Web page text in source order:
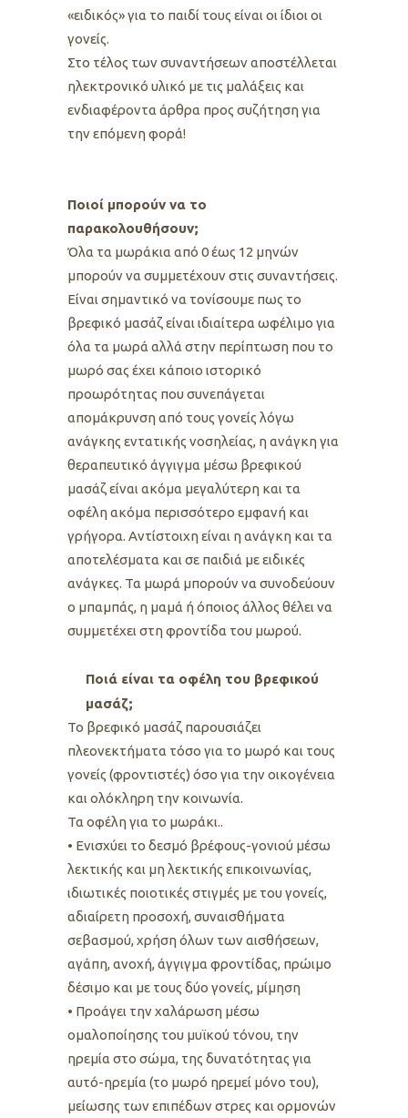
«ειδικός» για το παιδί τους είναι οι ίδιοι οι
γονείς.
Στο τέλος των συναντήσεων αποστέλλεται
ηλεκτρονικό υλικό με τις μαλάξεις και
ενδιαφέροντα άρθρα προς συζήτηση για
την επόμενη φορά!
Ποιοί μπορούν να το
παρακολουθήσουν;
Όλα τα μωράκια από 0 έως 12 μηνών
μπορούν να συμμετέχουν στις συναντήσεις.
Είναι σημαντικό να τονίσουμε πως το
βρεφικό μασάζ είναι ιδιαίτερα ωφέλιμο για
όλα τα μωρά αλλά στην περίπτωση που το
μωρό σας έχει κάποιο ιστορικό
προωρότητας που συνεπάγεται
απομάκρυνση από τους γονείς λόγω
ανάγκης εντατικής νοσηλείας, η ανάγκη για
θεραπευτικό άγγιγμα μέσω βρεφικού
μασάζ είναι ακόμα μεγαλύτερη και τα
οφέλη ακόμα περισσότερο εμφανή και
γρήγορα. Αντίστοιχη είναι η ανάγκη και τα
αποτελέσματα και σε παιδιά με ειδικές
ανάγκες. Τα μωρά μπορούν να συνοδεύουν
ο μπαμπάς, η μαμά ή όποιος άλλος θέλει να
συμμετέχει στη φροντίδα του μωρού.
Ποιά είναι τα οφέλη του βρεφικού
μασάζ;
Το βρεφικό μασάζ παρουσιάζει
πλεονεκτήματα τόσο για το μωρό και τους
γονείς (φροντιστές) όσο για την οικογένεια
και ολόκληρη την κοινωνία.
Τα οφέλη για το μωράκι..
• Ενισχύει το δεσμό βρέφους-γονιού μέσω
λεκτικής και μη λεκτικής επικοινωνίας,
ιδιωτικές ποιοτικές στιγμές με του γονείς,
αδιαίρετη προσοχή, συναισθήματα
σεβασμού, χρήση όλων των αισθήσεων,
αγάπη, ανοχή, άγγιγμα φροντίδας, πρώιμο
δέσιμο και με τους δύο γονείς, μίμηση
• Προάγει την χαλάρωση μέσω
ομαλοποίησης του μυϊκού τόνου, την
ηρεμία στο σώμα, της δυνατότητας για
αυτό-ηρεμία (το μωρό ηρεμεί μόνο του),
μείωσης των επιπέδων στρες και ορμονών